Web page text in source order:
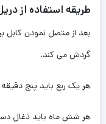
طریقه استفاده از
بعد از متصل نمودن کابل
گردش می کند.
هر یک ربع باید پنج
هر شش ماه باید ذغال